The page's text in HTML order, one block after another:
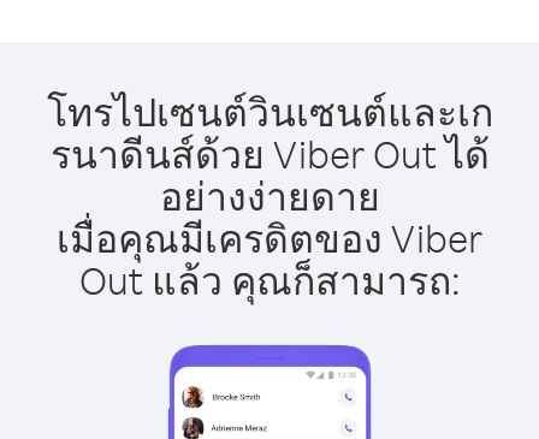
โทรไปเซนต์วินเซนต์และเก
รนาดีนส์ด้วย Viber Out ได้
อย่างง่ายดาย
เมื่อคุณมีเครดิตของ Viber
Out แล้ว คุณก็สามารถ: